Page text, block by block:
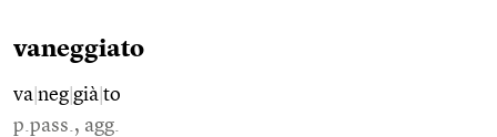
vaneggiato
va neg già to
p.pass., agg.